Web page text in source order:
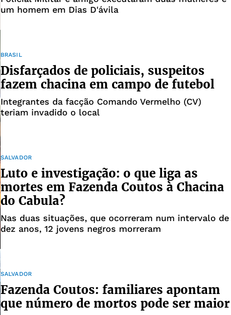
um homem em Dias D'ávila
BRASIL
Disfarçados de policiais, suspeitos
fazem chacina em campo de futebol
Integrantes da facção Comando Vermelho (CV)
teriam invadido o local
SALVADOR
Luto e investigação: o que liga as
mortes em Fazenda Coutos à Chacina
do Cabula?
Nas duas situações, que ocorreram num intervalo de
dez anos, 12 jovens negros morreram
SALVADOR
Fazenda Coutos: familiares apontam
que número de mortos pode ser maior